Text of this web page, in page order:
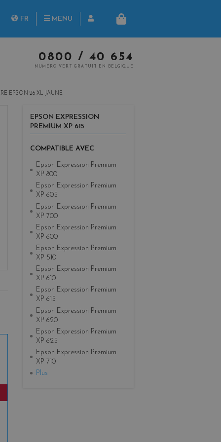
FR MENU
PANIER
0800 / 40 654
NUMÉRO VERT GRATUIT EN BELGIQUE
EPSON 26 XL JAUNE
EPSON EXPRESSION
PREMIUM XP 615
COMPATIBLE AVEC
Epson Expression Premium
XP 800
Epson Expression Premium
XP 605
Epson Expression Premium
XP 700
Epson Expression Premium
XP 600
Epson Expression Premium
XP 510
Epson Expression Premium
XP 610
Epson Expression Premium
XP 615
Epson Expression Premium
XP 620
Epson Expression Premium
XP 625
Epson Expression Premium
XP 710
Plus